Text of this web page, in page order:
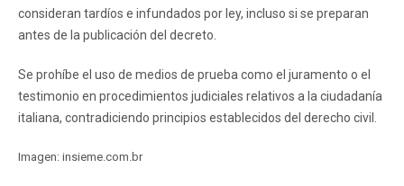
consideran tardíos e infundados por ley, incluso si se preparan
antes de la publicación del decreto.
Se prohíbe el uso de medios de prueba como el juramento o el
testimonio en procedimientos judiciales relativos a la ciudadanía
italiana, contradiciendo principios establecidos del derecho civil.
Imagen: insieme.com.br